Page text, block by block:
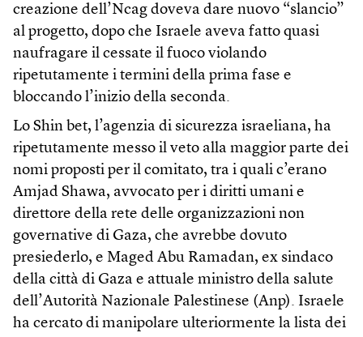
creazione dell’Ncag doveva dare nuovo “slancio”
al progetto, dopo che Israele aveva fatto quasi
naufragare il cessate il fuoco violando
ripetutamente i termini della prima fase e
bloccando l’inizio della seconda.
Lo Shin bet, l’agenzia di sicurezza israeliana, ha
ripetutamente messo il veto alla maggior parte dei
nomi proposti per il comitato, tra i quali c’erano
Amjad Shawa, avvocato per i diritti umani e
direttore della rete delle organizzazioni non
governative di Gaza, che avrebbe dovuto
presiederlo, e Maged Abu Ramadan, ex sindaco
della città di Gaza e attuale ministro della salute
dell’Autorità Nazionale Palestinese (Anp). Israele
ha cercato di manipolare ulteriormente la lista dei